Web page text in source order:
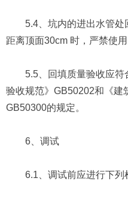
5.4、坑内的进出水管处
距离顶面30cm 时，严禁使用
5.5、回填质量验收应符
验收规范》GB50202和《建
GB50300的规定。
6、调试
6.1、调试前应进行下列